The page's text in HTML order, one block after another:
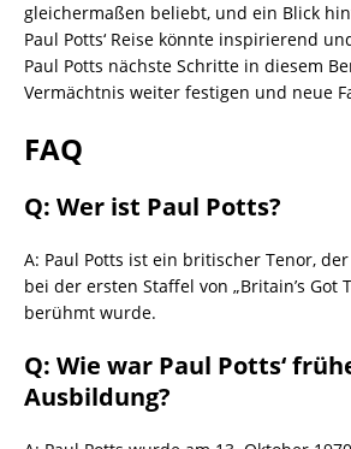
gleichermaßen beliebt, und ein Blick
Paul Potts‘ Reise könnte inspirierend
Paul Potts nächste Schritte in diesem
Vermächtnis weiter festigen und neue
FAQ
Q: Wer ist Paul Potts?
A: Paul Potts ist ein britischer Tenor,
bei der ersten Staffel von „Britain’s Got
berühmt wurde.
Q: Wie war Paul Potts‘
Ausbildung?